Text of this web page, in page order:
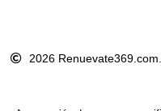
2026